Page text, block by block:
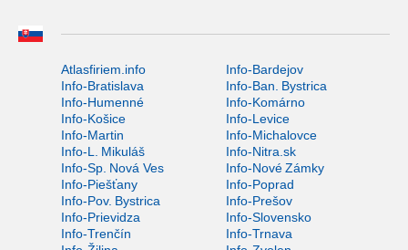
Atlasfiriem.info
Info-Bardejov
Info-Bratislava
Info-Ban. Bystrica
Info-Humenné
Info-Komárno
Info-Košice
Info-Levice
Info-Martin
Info-Michalovce
Info-L. Mikuláš
Info-Nitra.sk
Info-Sp. Nová Ves
Info-Nové Zámky
Info-Piešťany
Info-Poprad
Info-Pov. Bystrica
Info-Prešov
Info-Prievidza
Info-Slovensko
Info-Trenčín
Info-Trnava